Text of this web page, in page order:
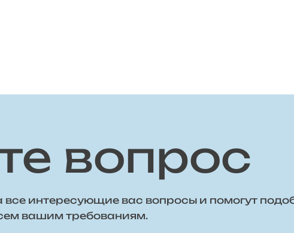
вопрос
интересующие вас вопросы и помогут
вашим требованиям.